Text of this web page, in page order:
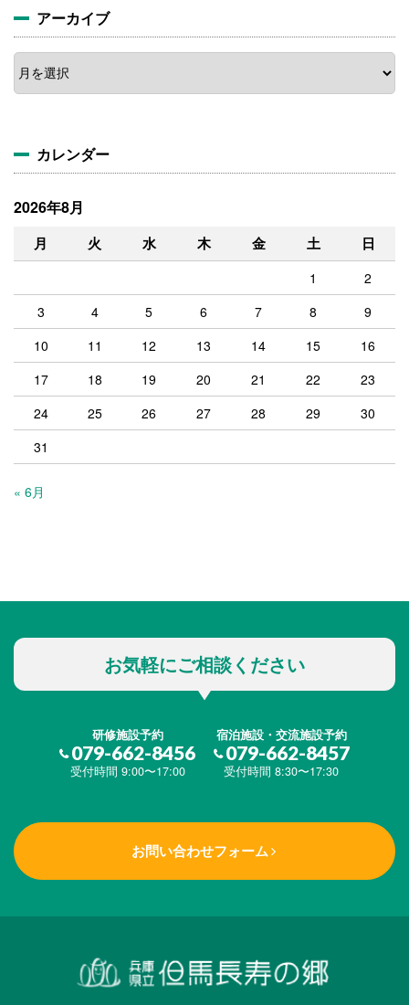
アーカイブ
ア
ー
カ
カレンダー
2026年8月
月 火 水 木 金 土 日
1
2
3
4 5 6 7 8
9
10
11 12 13 14 15
16
17
18 19 20 21 22
23
24
25 26 27 28 29
30
31
« 6月
お気軽にご相談ください
研修施設予約
079-662-8456
受付時間 9:00〜17:00
宿泊施設・交流施設予約
079-662-8457
受付時間 8:30〜17:30
お問い合わせフォーム